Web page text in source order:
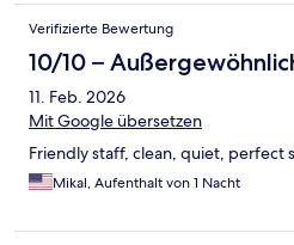
Verifizierte Bewertung
10/10 –
11. Feb. 2026
Mit Google übersetzen
Friendly staff, clean, quiet, perfect
Mikal, Aufenthalt von 1 Nacht